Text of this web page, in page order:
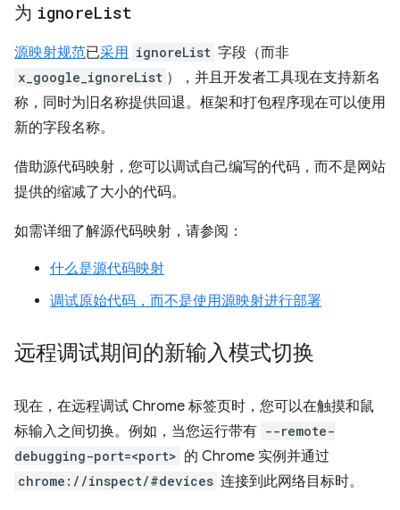
为 ignoreList
源映射规范已采用 ignoreList 字段（而非
x_google_ignoreList ），并且开发者工具现在支持新名
称，同时为旧名称提供回退。框架和打包程序现在可以使用
新的字段名称。
借助源代码映射，您可以调试自己编写的代码，而不是网站
提供的缩减了大小的代码。
如需详细了解源代码映射，请参阅：
什么是源代码映射
调试原始代码，而不是使用源映射进行部署
远程调试期间的新输入模式切换
现在，在远程调试 Chrome 标签页时，您可以在触摸和鼠
标输入之间切换。例如，当您运行带有 --remote-
debugging-port=<port> 的 Chrome 实例并通过
chrome://inspect/#devices 连接到此网络目标时。